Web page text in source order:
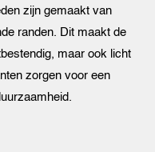
zijn gemaakt van
randen. Dit maakt de
maar ook licht
zorgen voor een